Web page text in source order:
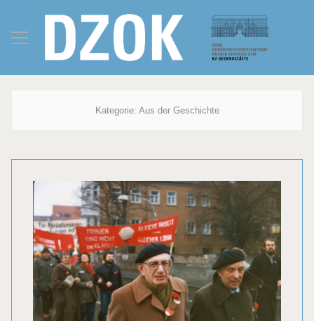
Kategorie: Aus der Geschichte